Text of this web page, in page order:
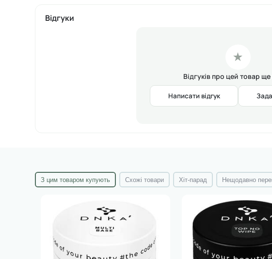
лампі—
Відгуки
★
Відгуків про цей товар
Написати відгук
З цим товаром купують Схожі товари Хіт-парад Нещодавно